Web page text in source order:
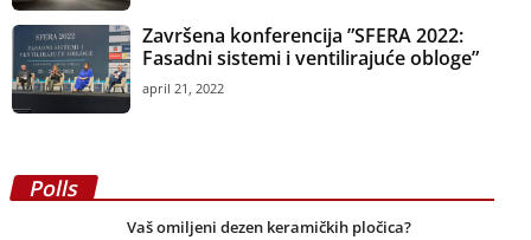
Završena konferencija ”SFERA 2022:
Fasadni sistemi i ventilirajuće obloge”
april 21, 2022
Polls
Vaš omiljeni dezen keramičkih pločica?